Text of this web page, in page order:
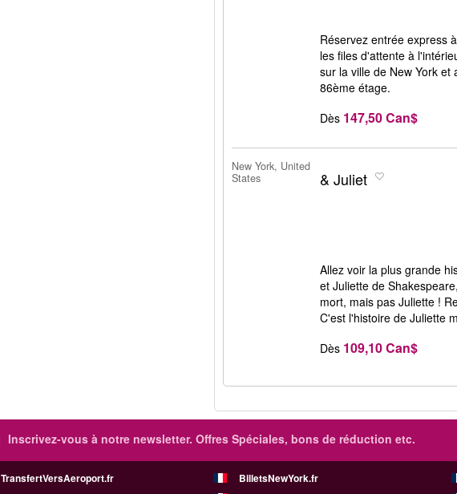
Réservez entrée express
les files d'attente à
sur la ville de New York
86ème étage.
Dès 147,50 Can$
New York, United
States
& Juliet
Allez voir la plus grande
et Juliette de
mort, mais pas Juliette !
C'est l'histoire de Juliette
Dès 109,10 Can$
Inscrivez-vous à notre newsletter. Offres Spéciales, bons de réduction etc.
TransfertVersAeroport.fr BilletsNewYork.fr